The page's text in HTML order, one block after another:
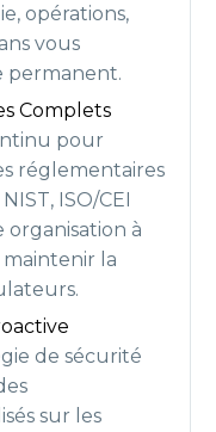
opérations,
vous
permanent.
Complets
pour
réglementaires
ISO/CEI
organisation à
la
de sécurité
sur les